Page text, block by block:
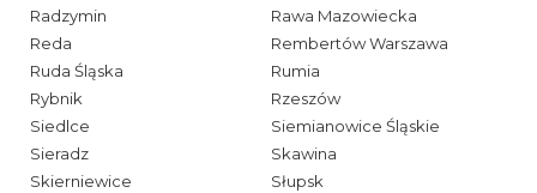
Radzymin
Rawa Mazowiecka
Reda
Rembertów Warszawa
Ruda Śląska
Rumia
Rybnik
Rzeszów
Siedlce
Siemianowice Śląskie
Sieradz
Skawina
Skierniewice
Słupsk